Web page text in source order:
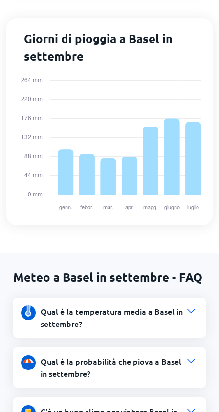
Giorni di pioggia a Basel in
settembre
Meteo a Basel in settembre - FAQ
Qual è la temperatura media a Basel in
settembre?
Qual è la probabilità che piova a Basel
in settembre?